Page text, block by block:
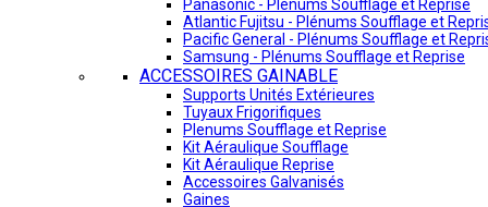
Panasonic - Plénums Soufflage et Reprise
Atlantic Fujitsu - Plénums Soufflage et
Pacific General - Plénums Soufflage et
Samsung - Plénums Soufflage et Reprise
ACCESSOIRES GAINABLE
Supports Unités Extérieures
Tuyaux Frigorifiques
Plenums Soufflage et Reprise
Kit Aéraulique Soufflage
Kit Aéraulique Reprise
Accessoires Galvanisés
Gaines